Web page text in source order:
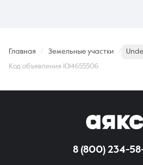
Главная Земельные участки
Код объявления 1014655506
8 (800) 234-